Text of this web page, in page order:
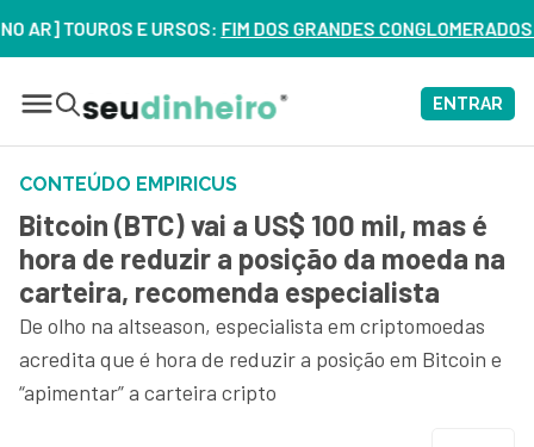
E URSOS:FIM DOS GRANDES CONGLOMERADOS NO
ENTRAR
CONTEÚDO EMPIRICUS
Bitcoin (BTC) vai a US$ 100 mil, mas é
hora de reduzir a posição da moeda na
carteira, recomenda especialista
De olho na altseason, especialista em criptomoedas
acredita que é hora de reduzir a posição em Bitcoin e
“apimentar” a carteira cripto